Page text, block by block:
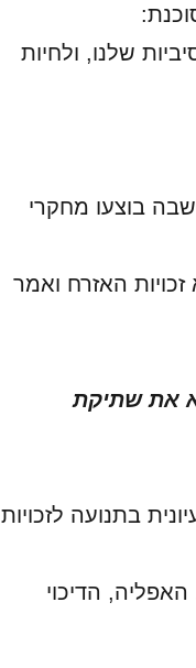
שלנו, ולחיות
בוצעו מחקרי
האזרח ואמר
את שתיקת
בתנועה לזכויות
הדיכוי